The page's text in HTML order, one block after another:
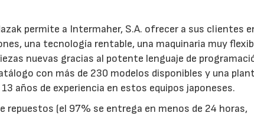
permite a Intermaher, S.A. ofrecer a sus clientes
una tecnología rentable, una maquinaria muy
nuevas gracias al potente lenguaje de
con más de 230 modelos disponibles y una
años de experiencia en estos equipos japoneses.
repuestos (el 97% se entrega en menos de 24 horas,